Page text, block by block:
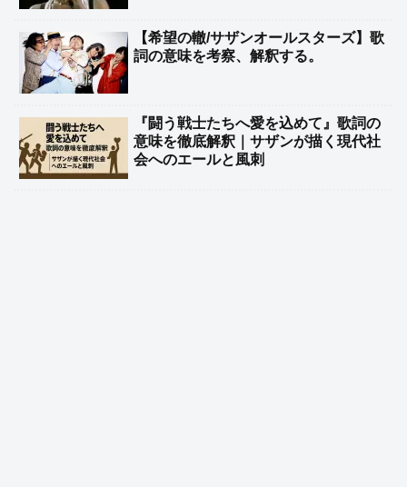
【希望の轍/サザンオールスターズ】歌
詞の意味を考察、解釈する。
『闘う戦士たちへ愛を込めて』歌詞の
意味を徹底解釈｜サザンが描く現代社
会へのエールと風刺